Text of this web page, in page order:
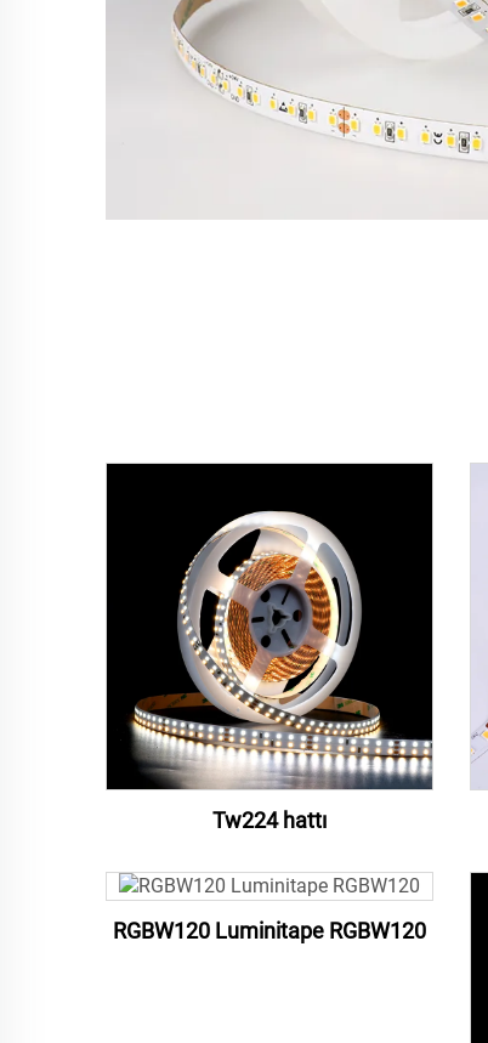
Tw224 hattı
RGBW120 Luminitape RGBW120